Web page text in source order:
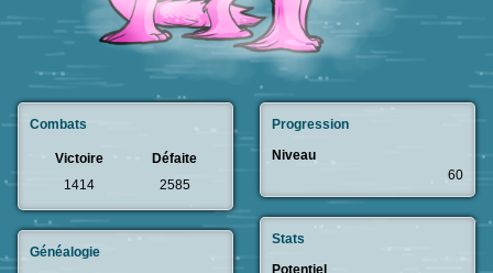
Combats
Victoire
Défaite
1414
2585
Généalogie
Progression
Niveau
60
Stats
Potentiel